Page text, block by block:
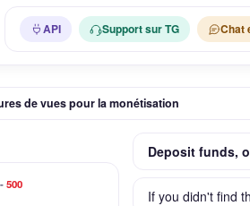
API Support sur TG Chat
de vues pour la monétisation
-500
Deposit funds,
If you didn't find